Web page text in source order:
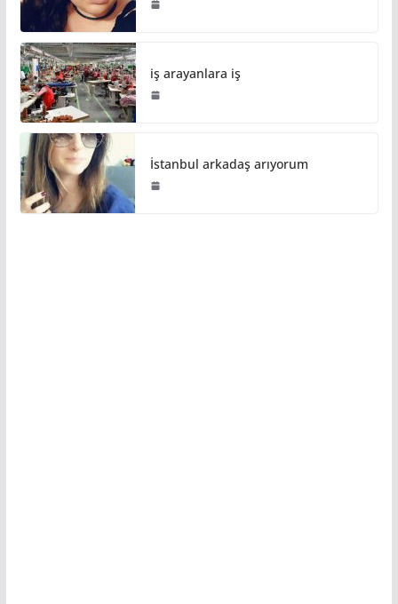
iş arayanlara iş
İstanbul arkadaş arıyorum